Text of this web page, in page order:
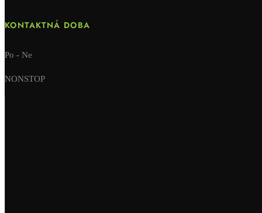
KONTAKTNÁ DOBA
Po - Ne
NONSTOP